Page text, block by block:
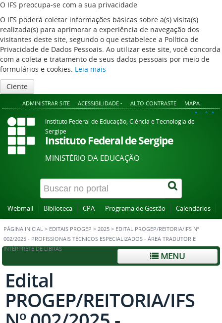
O IFS preocupa-se com a sua privacidade
O IFS poderá coletar informações básicas sobre a(s) visita(s)
realizada(s) para aprimorar a experiência de navegação dos
visitantes deste site, segundo o que estabelece a Política de
Privacidade de Dados Pessoais. Ao utilizar este site, você concorda
com a coleta e tratamento de seus dados pessoais por meio de
formulários e cookies. Leia mais
Ciente
ADMINISTRAR SITE ACESSIBILIDADE - ALTO CONTRASTE MAPA
A+ A A-
Instituto Federal de Educação, Ciência e Tecnologia de
Sergipe
Instituto Federal de Sergipe
MINISTÉRIO DA EDUCAÇÃO
Webmail Biblioteca CPA Programa de Gestão Calendários
PÁGINA INICIAL > EDITAIS PROGEP > 2025 > EDITAL PROGEP/REITORIA/IFS Nº
002/2025 - PROFISSIONAIS TÉCNICOS ESPECIALIZADOS - ÁREA TRADUTOR E
INTÉRPRETE DE LIBRAS
MENU
Edital
PROGEP/REITORIA/IFS